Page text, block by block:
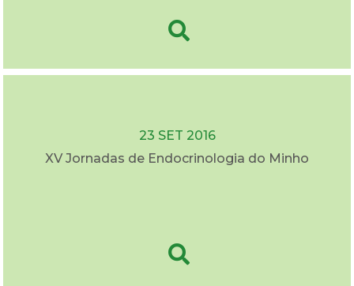
23 SET 2016
XV Jornadas de Endocrinologia do Minho